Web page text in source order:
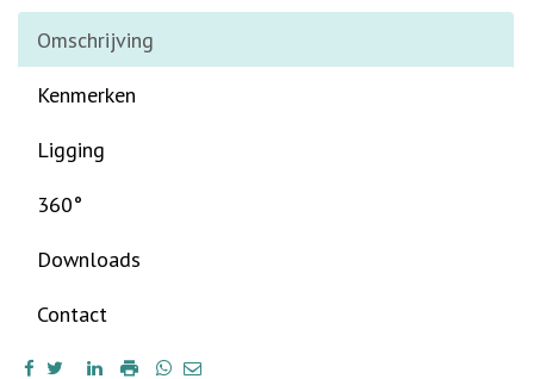
Omschrijving
Kenmerken
Ligging
360°
Downloads
Contact